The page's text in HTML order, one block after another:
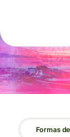
Formas